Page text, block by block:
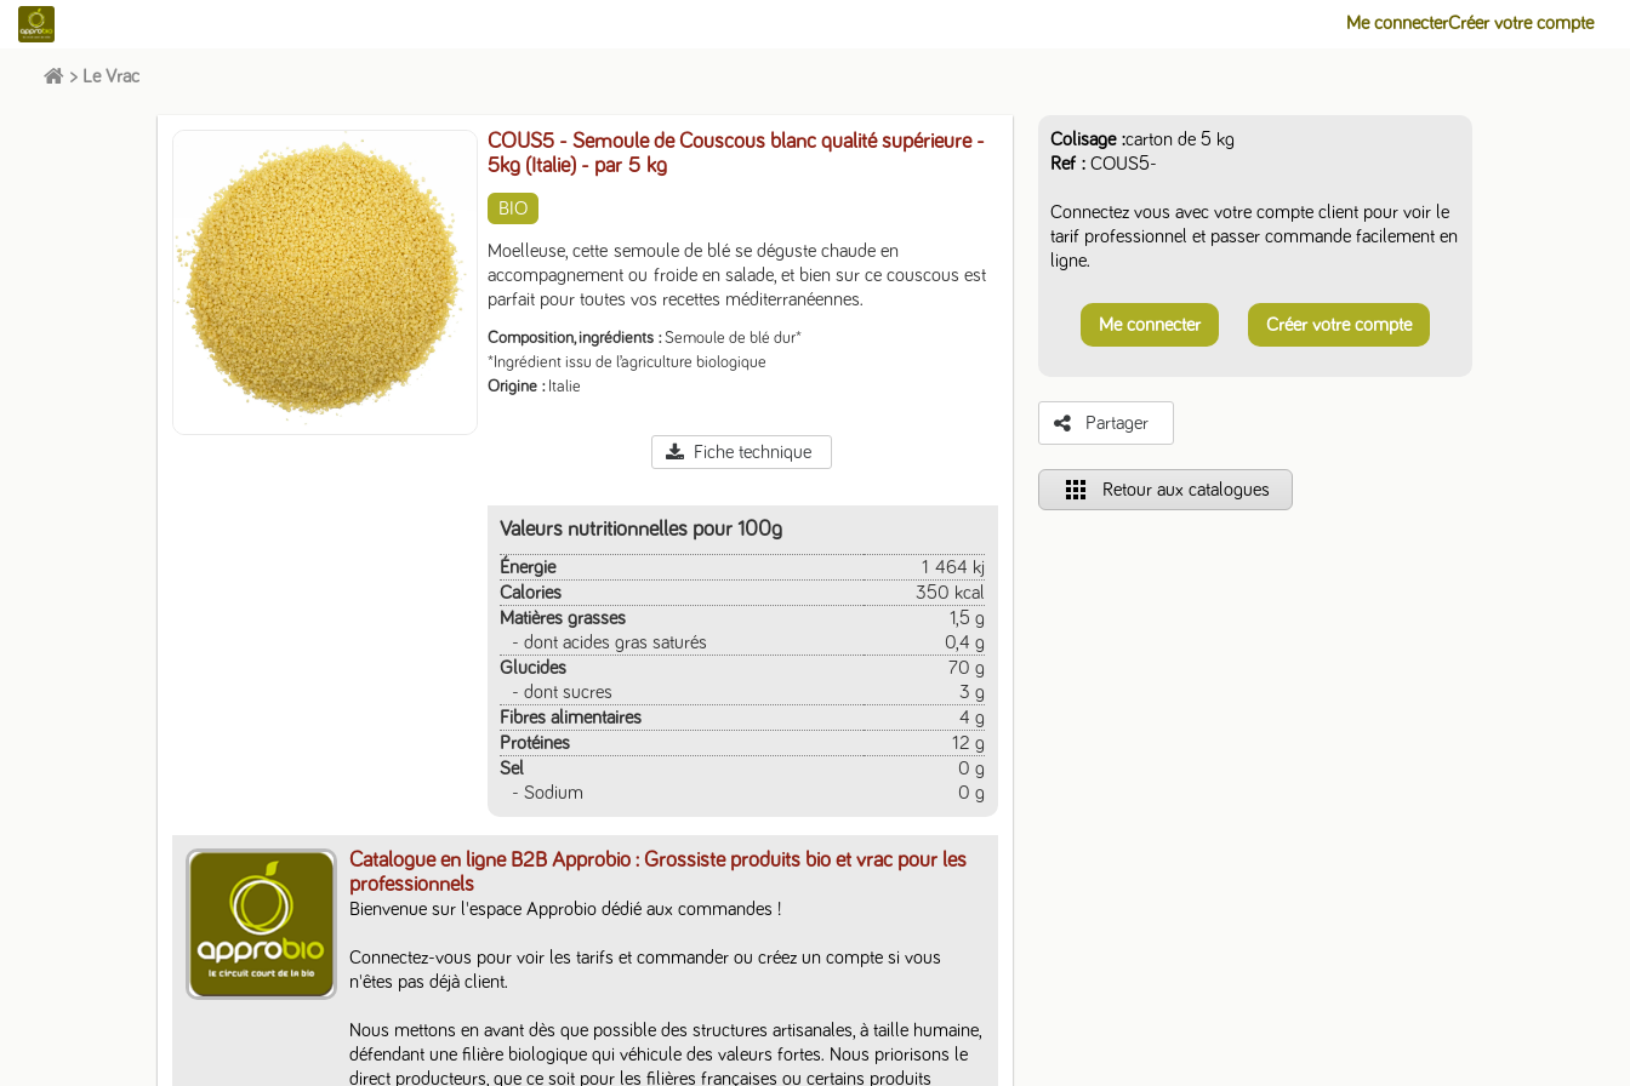
Me connecterCréer votre compte
> Le Vrac
COUS5 - Semoule de Couscous blanc qualité supérieure -
5kg (Italie) - par 5 kg
BIO
Moelleuse, cette semoule de blé se déguste chaude en
accompagnement ou froide en salade, et bien sur ce couscous est
parfait pour toutes vos recettes méditerranéennes.
Composition, ingrédients
Semoule de blé dur*
*Ingrédient issu de l’agriculture biologique
Origine
Italie
Fiche technique
Valeurs nutritionnelles pour 100g
Énergie
1 464 kj
Calories
350 kcal
Matières grasses
1,5 g
- dont acides gras saturés
0,4 g
Glucides
70 g
- dont sucres
3 g
Fibres alimentaires
4 g
Protéines
12 g
Sel
0 g
- Sodium
0 g
Catalogue en ligne B2B Approbio : Grossiste produits bio et vrac pour les
professionnels
Bienvenue sur l'espace Approbio dédié aux commandes !
Connectez-vous pour voir les tarifs et commander ou créez un compte si vous
n'êtes pas déjà client.
Nous mettons en avant dès que possible des structures artisanales, à taille humaine,
défendant une filière biologique qui véhicule des valeurs fortes. Nous priorisons le
direct producteurs, que ce soit pour les filières françaises ou certains produits
Colisage carton de 5 kg
Ref
COUS5-
Connectez vous avec votre compte client pour voir le
tarif professionnel et passer commande facilement en
ligne.
Me connecter Créer votre compte
Partager
apps Retour aux catalogues